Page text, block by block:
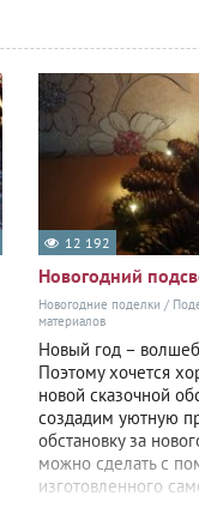
12 192
Новогодний
Новогодние поделки /
материалов
Новый год –
Поэтому хочется
новой сказочной
создадим уютную
обстановку за
можно сделать с
изготовленного